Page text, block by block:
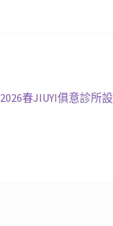
下
2026春JIUYI俱意診所